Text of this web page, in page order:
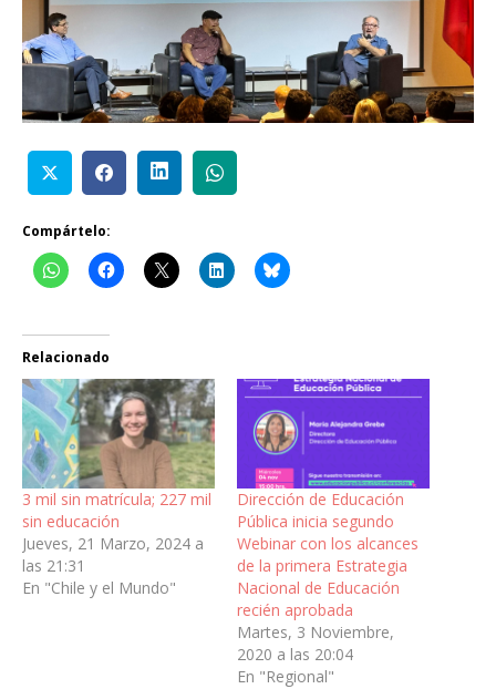
Compártelo:
Relacionado
3 mil sin matrícula; 227 mil
sin educación
Jueves, 21 Marzo, 2024 a
las 21:31
En "Chile y el Mundo"
Dirección de Educación
Pública inicia segundo
Webinar con los alcances
de la primera Estrategia
Nacional de Educación
recién aprobada
Martes, 3 Noviembre,
2020 a las 20:04
En "Regional"